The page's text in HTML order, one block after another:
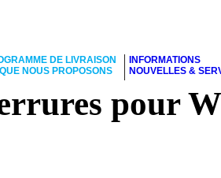
DE LIVRAISON
NOUS PROPOSONS
INFORMATIONS
NOUVELLES &
pour